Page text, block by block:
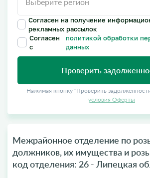
Согласен на получение
рекламных рассылок
Согласен
с
политикой обработки
данных
Проверить
Нажимая кнопку "Проверить
условия Оферты
Межрайонное отделение по
должников, их имущества и
код отделения: 26 - Липецкая